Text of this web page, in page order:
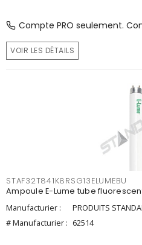
Compte PRO seulement.
VOIR LES DÉTAILS
STAF32T841K8RSG13ELUMEBU
Ampoule E-Lume tube fluorescent
Manufacturier :
PRODUITS
# Manufacturier : 62514